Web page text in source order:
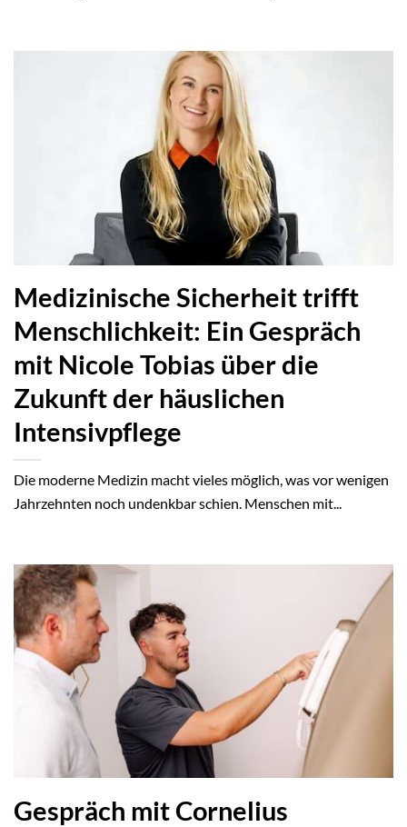
Medizinische Sicherheit trifft
Menschlichkeit: Ein Gespräch
mit Nicole Tobias über die
Zukunft der häuslichen
Intensivpflege
Die moderne Medizin macht vieles möglich, was vor wenigen
Jahrzehnten noch undenkbar schien. Menschen mit...
Gespräch mit Cornelius